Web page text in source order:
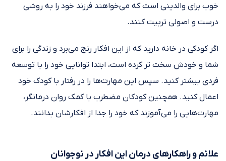
خوب برای والدینی است که می‌خواهند فرزند خود را به روشی
درست و اصولی تربیت کنند.
اگر کودکی در خانه دارید که از این افکار رنج می‌برد و زندگی را برای
شما و خودش سخت تر کرده است، ابتدا توانایی خود را با توسعه
فردی بیشتر کنید. سپس این مهارت‌ها را در رفتار با کودک خود
اعمال کنید. همچنین کودکان مضطرب با کمک روان درمانگر،
مهارت‌هایی را می‌آموزند که خود را جدا از افکارشان بدانند.
علائم و راهکار‌های درمان این افکار در نوجوانان